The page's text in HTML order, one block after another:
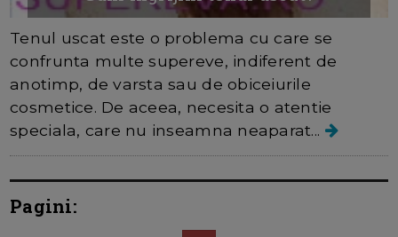
Tenul uscat este o problema cu care se
confrunta multe supereve, indiferent de
anotimp, de varsta sau de obiceiurile
cosmetice. De aceea, necesita o atentie
speciala, care nu inseamna neaparat...
Pagini: